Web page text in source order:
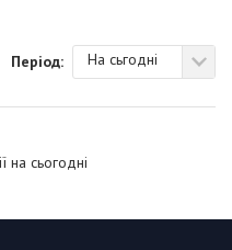
Період: На сьгодні
на сьогодні